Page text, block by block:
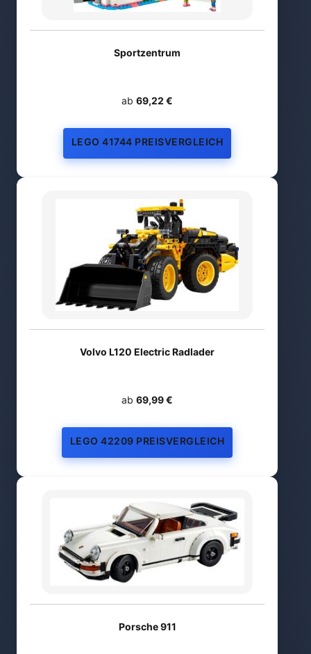
Sportzentrum
ab 69,22 €
LEGO 41744 PREISVERGLEICH
Volvo L120 Electric Radlader
ab 69,99 €
LEGO 42209 PREISVERGLEICH
Porsche 911